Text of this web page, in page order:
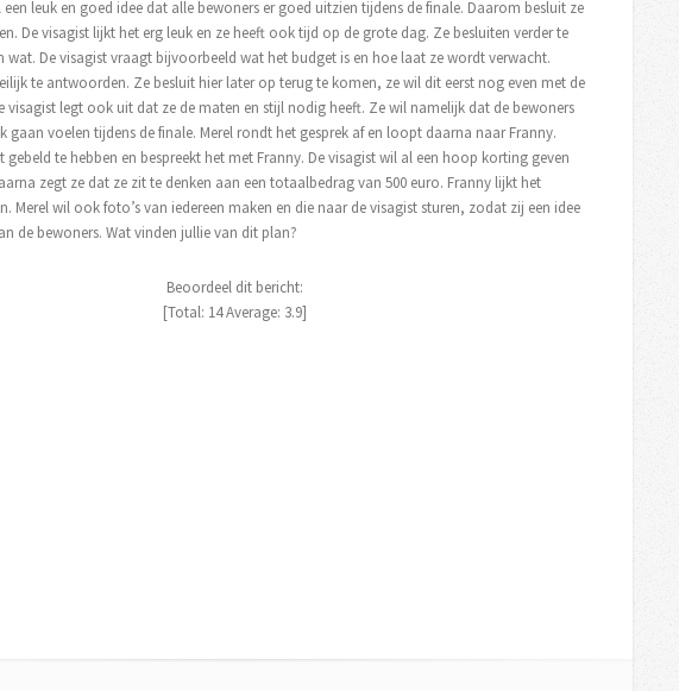
een leuk en goed idee dat alle bewoners er goed uitzien tijdens de finale. Daarom besluit ze
De visagist lijkt het erg leuk en ze heeft ook tijd op de grote dag. Ze besluiten verder te
wat. De visagist vraagt bijvoorbeeld wat het budget is en hoe laat ze wordt verwacht.
te antwoorden. Ze besluit hier later op terug te komen, ze wil dit eerst nog even met de
visagist legt ook uit dat ze de maten en stijl nodig heeft. Ze wil namelijk dat de bewoners
gaan voelen tijdens de finale. Merel rondt het gesprek af en loopt daarna naar Franny.
gebeld te hebben en bespreekt het met Franny. De visagist wil al een hoop korting geven
zegt ze dat ze zit te denken aan een totaalbedrag van 500 euro. Franny lijkt het
Merel wil ook foto’s van iedereen maken en die naar de visagist sturen, zodat zij een idee
de bewoners. Wat vinden jullie van dit plan?
Beoordeel dit bericht:
[Total: 14Average: 3.9]